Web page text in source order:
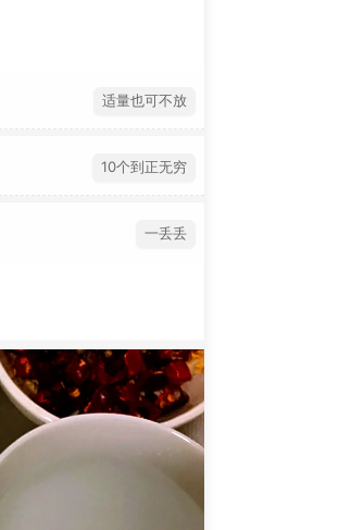
适量也可不放
10个到正无穷
一丢丢